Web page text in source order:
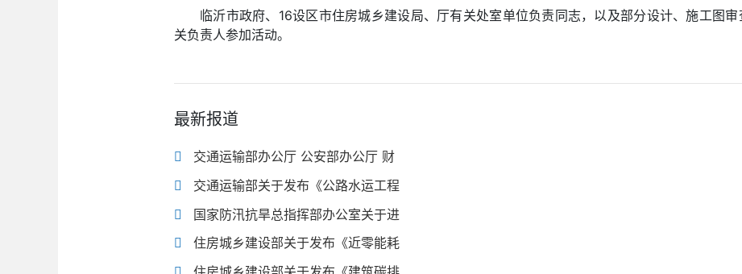
临沂市政府、16设区市住房城乡建设局、厅有关处室单位负责同志，以及部分设计、施工图
关负责人参加活动。
最新报道
交通运输部办公厅 公安部办公厅 财
交通运输部关于发布《公路水运工程
国家防汛抗旱总指挥部办公室关于进
住房城乡建设部关于发布《近零能耗